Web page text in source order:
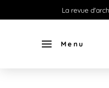
La revue
Menu